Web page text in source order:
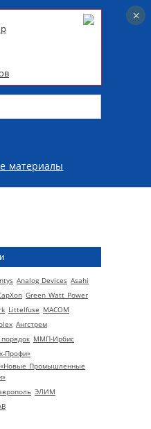
материалы
Analog Devices Asahi
Green Watt Power
Littelfuse MACOM
Ангстрем
ММП-Ирбис
Профи»
Промышленные
ЭЛИМ
×
×